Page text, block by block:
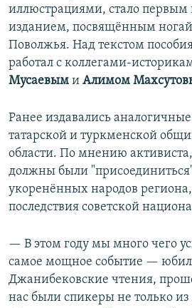
иллюстрациями, стало
изданием, посвящённым
Поволжья. Над текстом
работал с коллегами-
Мусаевым и Алимом
Ранее издавались
татарской и туркменской
области. По мнению
должны были
укоренённых народов
последствия советской
— В этом году мы много чего
самое мощное событие —
Джанибековские чтения,
нас были спикеры не только